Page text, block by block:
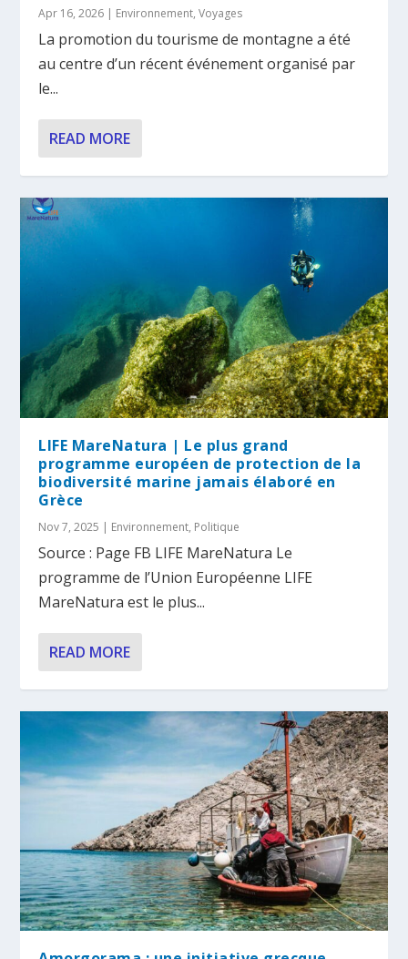
Apr 16, 2026 | Environnement,Voyages
La promotion du tourisme de montagne a été
au centre d’un récent événement organisé par
le...
READ MORE
LIFE MareNatura | Le plus grand
programme européen de protection de la
biodiversité marine jamais élaboré en
Grèce
Nov 7, 2025 | Environnement, Politique
Source : Page FB LIFE MareNatura Le
programme de l’Union Européenne LIFE
MareNatura est le plus...
READ MORE